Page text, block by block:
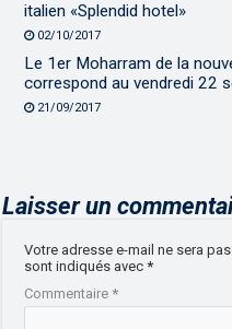
italien «Splendid hotel»
02/10/2017
Le 1er Moharram de la
correspond au vendredi 22
21/09/2017
Laisser un
Votre adresse e-mail ne sera
sont indiqués avec*
Commentaire*